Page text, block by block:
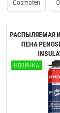
Cosmofen
РАСПЫЛЯЕМАЯ
ПЕНА
НОВИНКА